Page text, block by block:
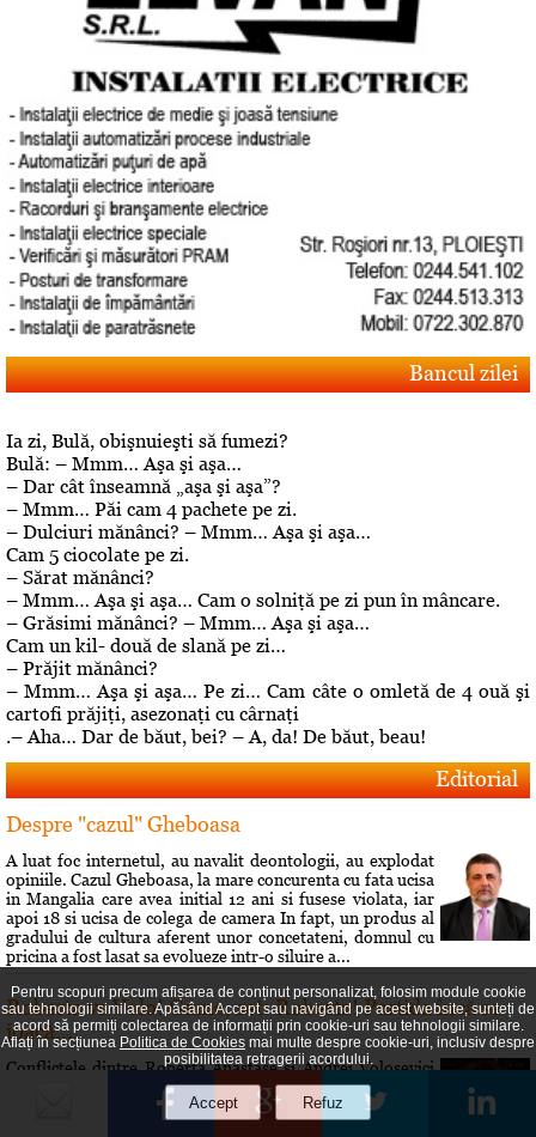
Bancul zilei
Ia zi, Bulă, obişnuieşti să fumezi?
Bulă: – Mmm… Aşa şi aşa…
– Dar cât înseamnă „aşa şi aşa”?
– Mmm… Păi cam 4 pachete pe zi.
– Dulciuri mănânci? – Mmm… Aşa şi aşa…
Cam 5 ciocolate pe zi.
– Sărat mănânci?
– Mmm… Aşa şi aşa… Cam o solniţă pe zi pun în mâncare.
– Grăsimi mănânci? – Mmm… Aşa şi aşa…
Cam un kil- două de slană pe zi…
– Prăjit mănânci?
– Mmm… Aşa şi aşa… Pe zi… Cam câte o omletă de 4 ouă şi
cartofi prăjiţi, asezonaţi cu cârnaţi
.– Aha… Dar de băut, bei? – A, da! De băut, beau!
Editorial
Despre "cazul" Gheboasa
A luat foc internetul, au navalit deontologii, au explodat
opiniile. Cazul Gheboasa, la mare concurenta cu fata ucisa
in Mangalia care avea initial 12 ani si fusese violata, iar
apoi 18 si ucisa de colega de camera In fapt, un produs al
gradului de cultura aferent unor concetateni, domnul cu
pricina a fost lasat sa evolueze intr-o siluire a...
Roberta vs Volo! Game, set: Roberta! Partida încă se
joacă...
Conflictele dintre Roberta Anastase şi Andrei Volosevici
sunt vechi. Certurile dintre ei durează mult şi foarte greu
vreun cunoscut reuşeşte să îi facă să comunice din nou.
Rezultatul alegerilor interne de la PNL Ploieşti este încă o
Pentru scopuri precum afișarea de conținut personalizat, folosim module cookie
sau tehnologii similare. Apăsând Accept sau navigând pe acest website, sunteți de
acord să permiți colectarea de informații prin cookie-uri sau tehnologii similare.
Aflați în secțiunea Politica de Cookies mai multe despre cookie-uri, inclusiv despre
posibilitatea retragerii acordului.